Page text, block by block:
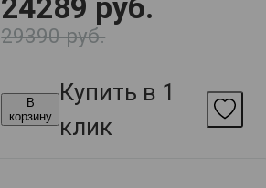
24289 руб.
29390 руб.
В
корзину
Купить в 1
клик